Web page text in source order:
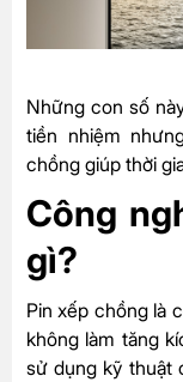
Những con số
tiền nhiệm
chồng giúp thời
Công
gì?
Pin xếp chồng là
không làm tăng
sử dụng kỹ thuật